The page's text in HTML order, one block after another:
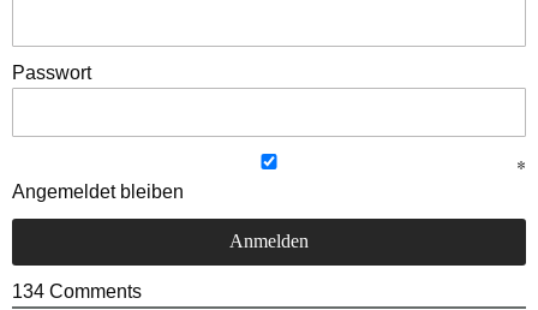
Passwort
Angemeldet bleiben
134 Comments